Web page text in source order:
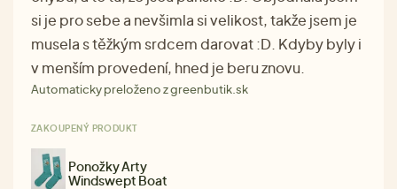
si je pro sebe a nevšimla si velikost, takže jsem je
musela s těžkým srdcem darovat :D. Kdyby byly i
v menším provedení, hned je beru znovu.
Automaticky preloženo z greenbutik.sk
ZAKOUPENÝ PRODUKT
Ponožky Arty
Windswept Boat